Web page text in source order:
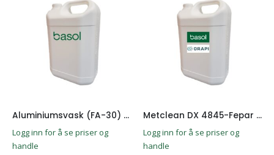
Aluminiumsvask (FA-30) 5L
Logg inn for å se priser og
handle
Metclean DX 4845-Fepar 5L
Logg inn for å se priser og
handle